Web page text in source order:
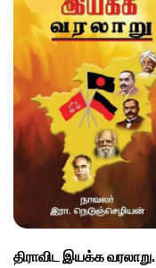
திராவிட இயக்க வரலாறு.